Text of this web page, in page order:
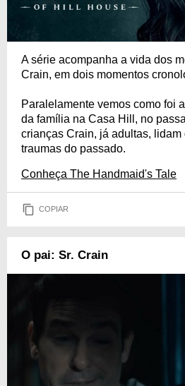
A série acompanha a vida dos
Crain, em dois momentos
Paralelamente vemos como foi
da família na Casa Hill, no
crianças Crain, já adultas, lidam
traumas do passado.
Conheça The Handmaid's Tale
COPIAR
O pai: Sr. Crain